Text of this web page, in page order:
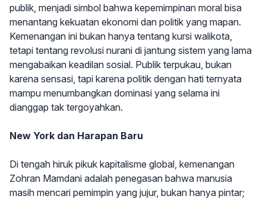
publik, menjadi simbol bahwa kepemimpinan moral bisa
menantang kekuatan ekonomi dan politik yang mapan.
Kemenangan ini bukan hanya tentang kursi walikota,
tetapi tentang revolusi nurani di jantung sistem yang lama
mengabaikan keadilan sosial. Publik terpukau, bukan
karena sensasi, tapi karena politik dengan hati ternyata
mampu menumbangkan dominasi yang selama ini
dianggap tak tergoyahkan.
New York dan Harapan Baru
Di tengah hiruk pikuk kapitalisme global, kemenangan
Zohran Mamdani adalah penegasan bahwa manusia
masih mencari pemimpin yang jujur, bukan hanya pintar;